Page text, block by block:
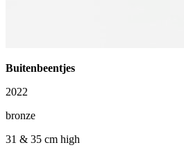
Buitenbeentjes
2022
bronze
31 & 35 cm high